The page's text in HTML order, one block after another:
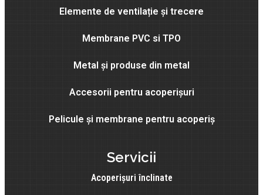
Elemente de ventilație și trecere
Membrane PVC si TPO
Metal și produse din metal
Accesorii pentru acoperișuri
Pelicule și membrane pentru acoperiș
Servicii
Acoperișuri înclinate